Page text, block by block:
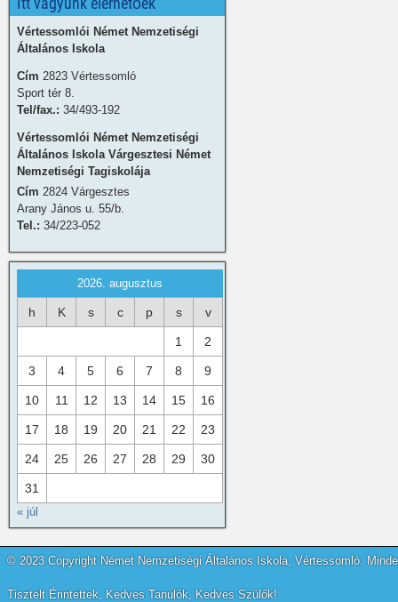
Vértessomlói Német Nemzetiségi
Általános Iskola
Cím 2823 Vértessomló
Sport tér 8.
Tel/fax.: 34/493-192
Vértessomlói Német Nemzetiségi
Általános Iskola Várgesztesi Német
Nemzetiségi Tagiskolája
Cím 2824 Várgesztes
Arany János u. 55/b.
Tel.: 34/223-052
2026. augusztus
h K s c p s v
1 2
3 4 5 6 7 8 9
10 11 12 13 14 15 16
17 18 19 20 21 22 23
24 25 26 27 28 29 30
31
« júl
© 2023 Copyright Német Nemzetiségi Általános Iskola, Vértessomló.
Tisztelt Érintettek, Kedves Tanulók, Kedves Szülők!